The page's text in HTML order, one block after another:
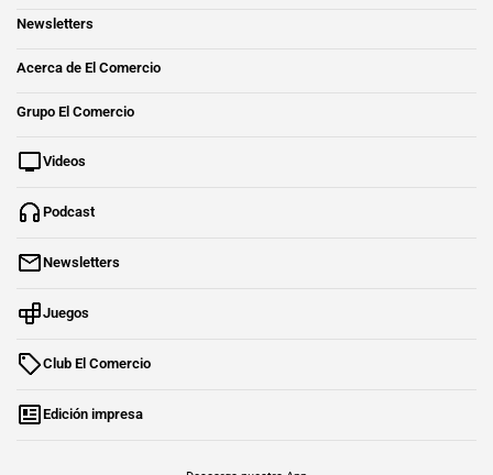
Newsletters
Acerca de El Comercio
Grupo El Comercio
Videos
Podcast
Newsletters
Juegos
Club El Comercio
Edición impresa